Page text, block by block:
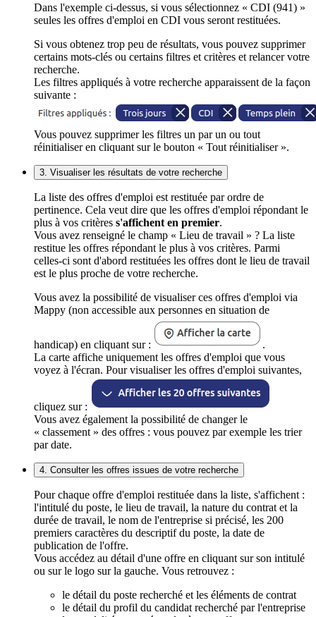
Dans l'exemple ci-dessus, si vous sélectionnez « CDI (941) »
seules les offres d'emploi en CDI vous seront restituées.
Si vous obtenez trop peu de résultats, vous pouvez supprimer
certains mots-clés ou certains filtres et critères et relancer votre
recherche.
Les filtres appliqués à votre recherche apparaissent de la façon
suivante :
Vous pouvez supprimer les filtres un par un ou tout
réinitialiser en cliquant sur le bouton « Tout réinitialiser ».
3. Visualiser les résultats de votre recherche
La liste des offres d'emploi est restituée par ordre de
pertinence. Cela veut dire que les offres d'emploi répondant le
plus à vos critères s'affichent en premier.
Vous avez renseigné le champ « Lieu de travail » ? La liste
restitue les offres répondant le plus à vos critères. Parmi
celles-ci sont d'abord restituées les offres dont le lieu de travail
est le plus proche de votre recherche.
Vous avez la possibilité de visualiser ces offres d'emploi via
Mappy (non accessible aux personnes en situation de
handicap) en cliquant sur :
.
La carte affiche uniquement les offres d'emploi que vous
voyez à l'écran. Pour visualiser les offres d'emploi suivantes,
cliquez sur :
Vous avez également la possibilité de changer le
« classement » des offres : vous pouvez par exemple les trier
par date.
4. Consulter les offres issues de votre recherche
Pour chaque offre d'emploi restituée dans la liste, s'affichent :
l'intitulé du poste, le lieu de travail, la nature du contrat et la
durée de travail, le nom de l'entreprise si précisé, les 200
premiers caractères du descriptif du poste, la date de
publication de l'offre.
Vous accédez au détail d'une offre en cliquant sur son intitulé
ou sur le logo sur la gauche. Vous retrouvez :
le détail du poste recherché et les éléments de contrat
le détail du profil du candidat recherché par l'entreprise